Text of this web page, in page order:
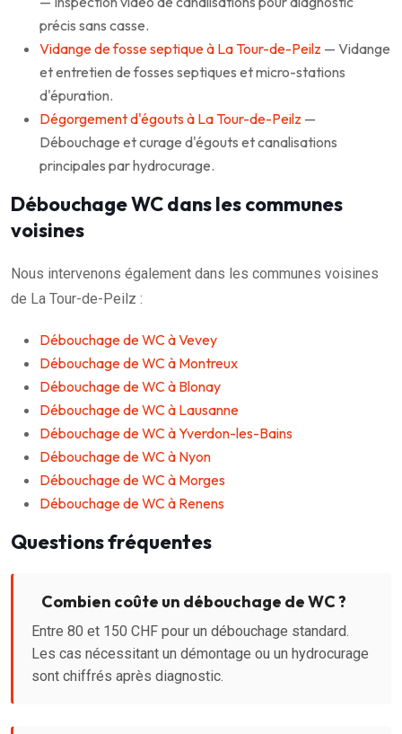
précis sans casse.
Vidange de fosse septique à La Tour-de-Peilz — Vidange
et entretien de fosses septiques et micro-stations
d'épuration.
Dégorgement d'égouts à La Tour-de-Peilz —
Débouchage et curage d'égouts et canalisations
principales par hydrocurage.
Débouchage WC dans les communes
voisines
Nous intervenons également dans les communes voisines
de La Tour-de-Peilz :
Débouchage de WC à Vevey
Débouchage de WC à Montreux
Débouchage de WC à Blonay
Débouchage de WC à Lausanne
Débouchage de WC à Yverdon-les-Bains
Débouchage de WC à Nyon
Débouchage de WC à Morges
Débouchage de WC à Renens
Questions fréquentes
Combien coûte un débouchage de WC ?
Entre 80 et 150 CHF pour un débouchage standard.
Les cas nécessitant un démontage ou un hydrocurage
sont chiffrés après diagnostic.